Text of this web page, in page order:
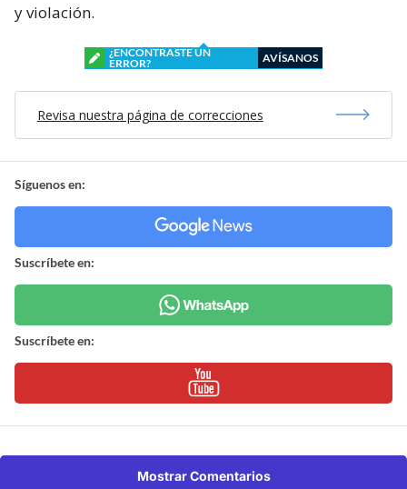
y violación.
¿ENCONTRASTE UN
ERROR?
AVÍSANOS
Revisa nuestra página de correcciones
Síguenos en:
Suscríbete en:
Suscríbete en:
Mostrar Comentarios